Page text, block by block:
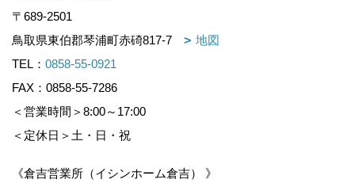
〒689-2501
鳥取県東伯郡琴浦町赤碕817-7
地図
TEL： 0858-55-0921
FAX：0858-55-7286
＜営業時間＞8:00～17:00
＜定休日＞土・日・祝
《倉吉営業所（イシンホーム倉吉） 》